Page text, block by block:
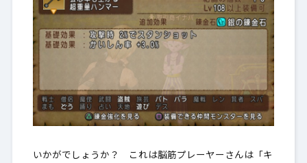
いかがでしょうか？ これは脳筋プレーヤーさんは「キ